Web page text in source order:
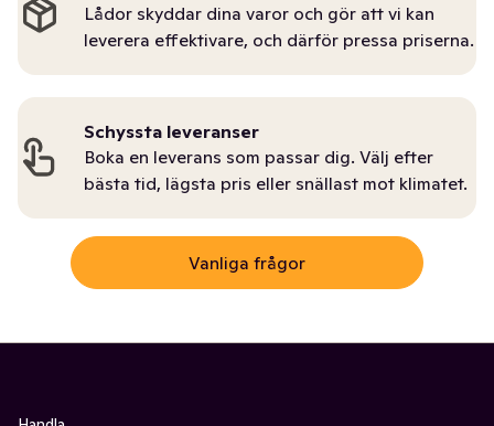
Lådor skyddar dina varor och gör att vi kan
leverera effektivare, och därför pressa priserna.
Schyssta leveranser
Boka en leverans som passar dig. Välj efter
bästa tid, lägsta pris eller snällast mot klimatet.
Vanliga frågor